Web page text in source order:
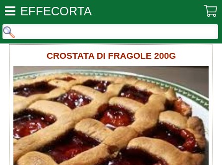
EFFECORTA
CROSTATA DI FRAGOLE 200G